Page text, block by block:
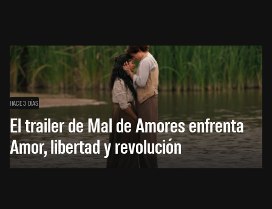
HACE 3 DÍAS
El trailer de Mal de Amores enfrenta
Amor, libertad y revolución